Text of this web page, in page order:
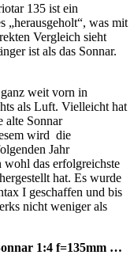
135 ist ein
„herausgeholt“, was mit
Vergleich sieht
ist als das Sonnar.
weit vorn in
als Luft. Vielleicht hat
alte Sonnar
wird die
Jahr
wohl das erfolgreichste
hat. Es wurde
I geschaffen und bis
nicht weniger als
1:4 f=135mm …